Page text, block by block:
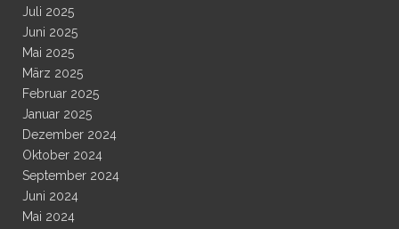
Juli 2025
Juni 2025
Mai 2025
März 2025
Februar 2025
Januar 2025
Dezember 2024
Oktober 2024
September 2024
Juni 2024
Mai 2024